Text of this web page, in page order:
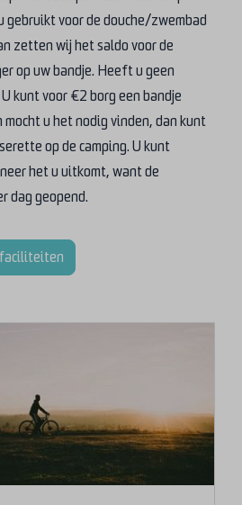
gebruikt voor de douche/zwembad
zetten wij het saldo voor de
op uw bandje. Heeft u geen
kunt voor €2 borg een bandje
mocht u het nodig vinden, dan kunt
op de camping. U kunt
het u uitkomt, want de
dag geopend.